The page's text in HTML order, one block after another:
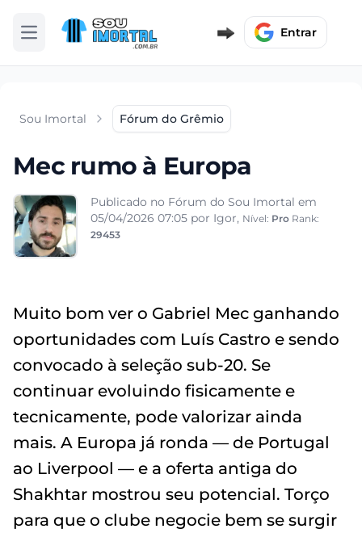
Abrir menu Entrar
Sou Imortal Fórum do Grêmio
Mec rumo à Europa
Publicado no Fórum do Sou Imortal em
05/04/2026 07:05 por Igor, Nível: Pro Rank:
29453
Muito bom ver o Gabriel Mec ganhando
oportunidades com Luís Castro e sendo
convocado à seleção sub-20. Se
continuar evoluindo fisicamente e
tecnicamente, pode valorizar ainda
mais. A Europa já ronda — de Portugal
ao Liverpool — e a oferta antiga do
Shakhtar mostrou seu potencial. Torço
para que o clube negocie bem se surgir